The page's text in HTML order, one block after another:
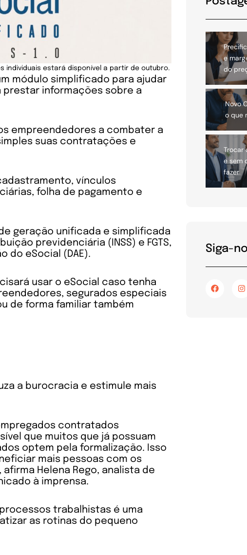
individuais estará disponível a partir de outubro.
módulo simplificado para ajudar
prestar informações sobre a
empreendedores a combater a
suas contratações e
vínculos
folha de pagamento e
geração unificada e simplificada
previdenciária (INSS) e FGTS,
do eSocial (DAE).
usar o eSocial caso tenha
segurados especiais
de forma familiar também
a burocracia e estimule mais
contratados
que muitos que já possuam
optem pela formalização. Isso
mais pessoas com os
Helena Rego, analista de
à imprensa.
trabalhistas é uma
as rotinas do pequeno
e
do
Novo
o que
Trocar
e sem
fazer
Siga-
F
a
I
n